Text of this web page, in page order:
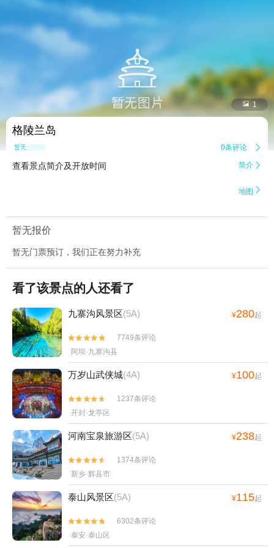
 1
格陵兰岛
暂无点评 0条评论 
查看景点简介及开放时间 简介 
地图 
暂无报价
暂无门票预订，我们正在努力补充
看了该景点的人还看了
九寨沟风景区(5A) ¥280起


7749条评论
阿坝·九寨沟县
万岁山武侠城(4A) ¥100起


1237条评论
开封·龙亭区
河南宝泉旅游区(5A) ¥238起


1374条评论
新乡·辉县市
泰山风景区(5A) ¥115起


6302条评论
泰安·泰山区